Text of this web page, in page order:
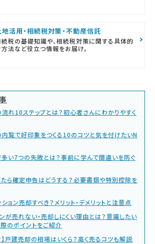
地活用・相続税対策・不動産信託
税の基礎知識や、相続税対策に関する具体的
方法など役立つ情報をお届け。
れ10ステップとは？初心者さんにわかりやすく
内覧で好印象をつくる10のコツと気を付けたいN
多い7つの失敗とは？事前に学んで間違いを防ぐ
たら確定申告はどうする？必要書類や特別控除を
ョン売却すべき？メリット・デメリットと注意点
が売れない・売却しにくい理由とは？意識したい
のポイントをご紹介
戸建売却の相場はいくら？高く売るコツも解説